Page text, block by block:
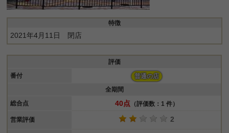
特徴
2021年4月11日 閉店
評価
番付
普通の店
全期間
総合点
40点 （評価数：1 件）
営業評価 2